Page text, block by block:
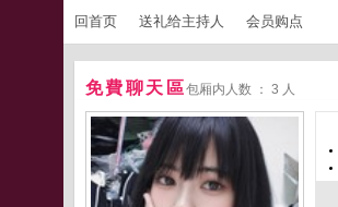
回首页 送礼给主持人 会员购点
免費聊天區包厢内人数 ： 3 人